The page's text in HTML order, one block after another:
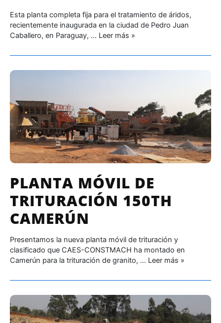
Esta planta completa fija para el tratamiento de áridos,
recientemente inaugurada en la ciudad de Pedro Juan
Caballero, en Paraguay, … Leer más »
PLANTA MÓVIL DE
TRITURACIÓN 150TH
CAMERÚN
Presentamos la nueva planta móvil de trituración y
clasificado que CAES-CONSTMACH ha montado en
Camerún para la trituración de granito, … Leer más »